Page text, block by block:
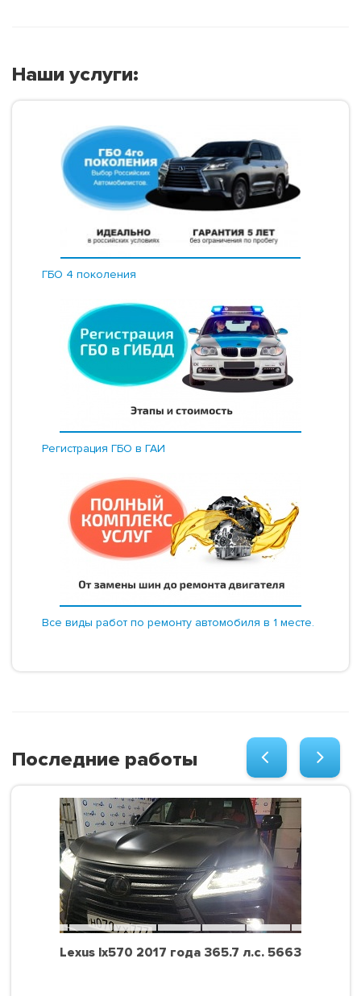
Наши услуги:
ГБО 4 поколения
Регистрация ГБО в ГАИ
Все виды работ по ремонту автомобиля в 1 месте.
Последние работы
Lexus lx570 2017 года 365.7 л.с. 5663